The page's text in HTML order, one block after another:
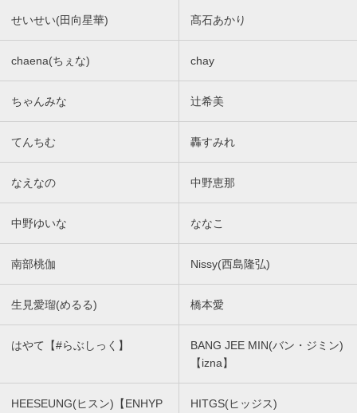
せいせい(田向星華) 髙石あかり
chaena(ちぇな) chay
ちゃんみな 辻希美
てんちむ 轟すみれ
なえなの 中野恵那
中野ゆいな ななこ
南部桃伽 Nissy(西島隆弘)
生見愛瑠(めるる) 橋本愛
はやて【#らぶしっく】
BANG JEE MIN(バン・ジミン)
【izna】
HEESEUNG(ヒスン)【ENHYP
HITGS(ヒッジス)